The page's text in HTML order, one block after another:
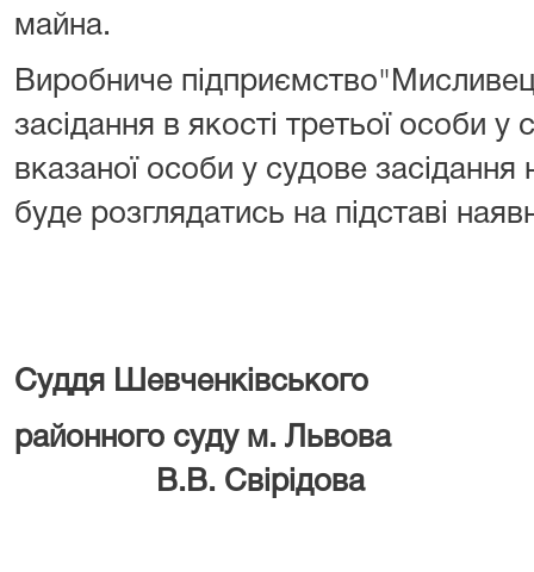
майна.
Виробниче
засідання в якості третьої особи у
вказаної особи у судове засідання
буде розглядатись на підставі
Суддя Шевченківського
районного суду
В.В. Свірідова